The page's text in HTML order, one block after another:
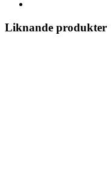
Liknande produkter